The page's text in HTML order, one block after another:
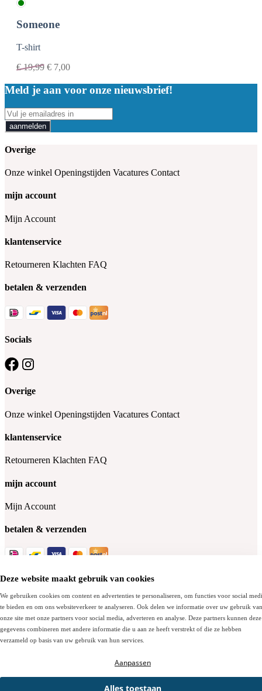
Deze website maakt gebruik van cookies
We gebruiken cookies om content en advertenties te personaliseren, om functies voor social
te bieden en om ons websiteverkeer te analyseren. Ook delen we informatie over uw gebruik van
onze site met onze partners voor social media, adverteren en analyse. Deze partners kunnen deze
gegevens combineren met andere informatie die u aan ze heeft verstrekt of die ze hebben
verzameld op basis van uw gebruik van hun services.
Aanpassen
Alles toestaan
Someone
T-shirt
€19,99 € 7,00
Meld je aan voor onze nieuwsbrief!
aanmelden
Overige
Onze winkel Openingstijden Vacatures Contact
mijn account
Mijn Account
klantenservice
Retourneren Klachten FAQ
betalen & verzenden
Socials
Overige
Onze winkel Openingstijden Vacatures Contact
klantenservice
Retourneren Klachten FAQ
mijn account
Mijn Account
betalen & verzenden
Socials
© Bergmansoutlet.com - 2026